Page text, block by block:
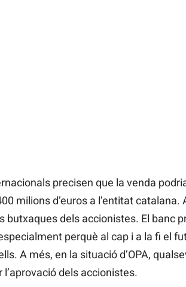
precisen que la venda
milions d’euros a l’entitat
butxaques dels accionistes. El banc
perquè al cap i a la fi el
A més, en la situació d’OPA,
l’aprovació dels accionistes.